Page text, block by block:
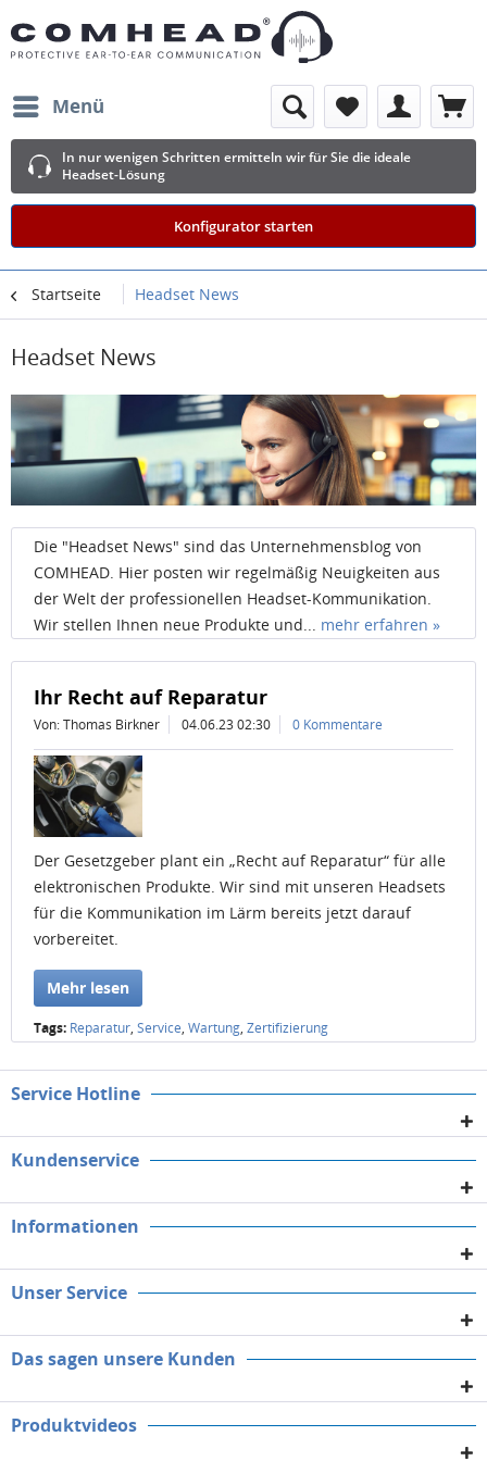
Menü
In nur wenigen Schritten ermitteln wir für Sie die ideale
Headset-Lösung
Konfigurator starten
Startseite Headset News
Headset News
Die "Headset News" sind das Unternehmensblog von
COMHEAD. Hier posten wir regelmäßig Neuigkeiten aus
der Welt der professionellen Headset-Kommunikation.
Wir stellen Ihnen neue Produkte und... mehr erfahren »
Ihr Recht auf Reparatur
Von: Thomas Birkner 04.06.23 02:30 0 Kommentare
Der Gesetzgeber plant ein „Recht auf Reparatur“ für alle
elektronischen Produkte. Wir sind mit unseren Headsets
für die Kommunikation im Lärm bereits jetzt darauf
vorbereitet.
Mehr lesen
Tags: Reparatur, Service, Wartung, Zertifizierung
Service Hotline
Kundenservice
Informationen
Unser Service
Das sagen unsere Kunden
Produktvideos